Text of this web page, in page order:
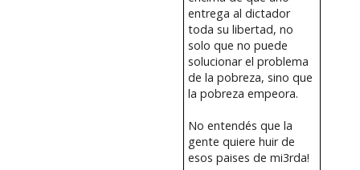
entrega al dictador
toda su libertad, no
solo que no puede
solucionar el problema
de la pobreza, sino que
la pobreza empeora.
No entendés que la
gente quiere huir de
esos paises de mi3rda!